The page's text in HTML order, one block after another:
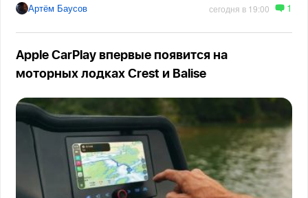
Артём Баусов сегодня в 19:00 1
Apple CarPlay впервые появится на
моторных лодках Crest и Balise